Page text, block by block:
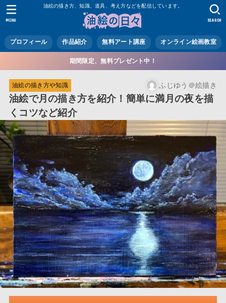
油絵の描き方、知識、道具、考え方などを配信しています。
プロフィール 作品紹介 無料アート講座 オンライン絵画教室
SEARCH
MENU
期間限定、無料プレゼント中！
油絵の描き方や知識 ふじゆう＠絵描き
油絵で月の描き方を紹介！簡単に満月の夜を描
くコツなど紹介